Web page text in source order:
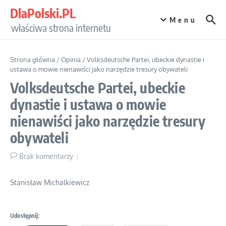
DlaPolski.PL
właściwa strona internetu
Menu
Strona główna /Opinia /Volksdeutsche Partei, ubeckie dynastie i
ustawa o mowie nienawiści jako narzędzie tresury obywateli
Volksdeutsche Partei, ubeckie
dynastie i ustawa o mowie
nienawiści jako narzędzie tresury
obywateli
Brak komentarzy
Stanisław Michalkiewicz
Udostępnij: